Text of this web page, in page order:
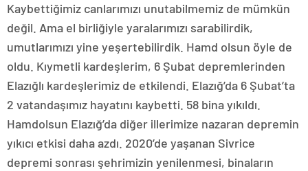
Kaybettiğimiz canlarımızı unutabilmemiz de mümkün
değil. Ama el birliğiyle yaralarımızı sarabilirdik,
umutlarımızı yine yeşertebilirdik. Hamd olsun öyle de
oldu. Kıymetli kardeşlerim, 6 Şubat depremlerinden
Elazığlı kardeşlerimiz de etkilendi. Elazığ’da 6 Şubat’ta
2 vatandaşımız hayatını kaybetti. 58 bina yıkıldı.
Hamdolsun Elazığ’da diğer illerimize nazaran depremin
yıkıcı etkisi daha azdı. 2020’de yaşanan Sivrice
depremi sonrası şehrimizin yenilenmesi, binaların